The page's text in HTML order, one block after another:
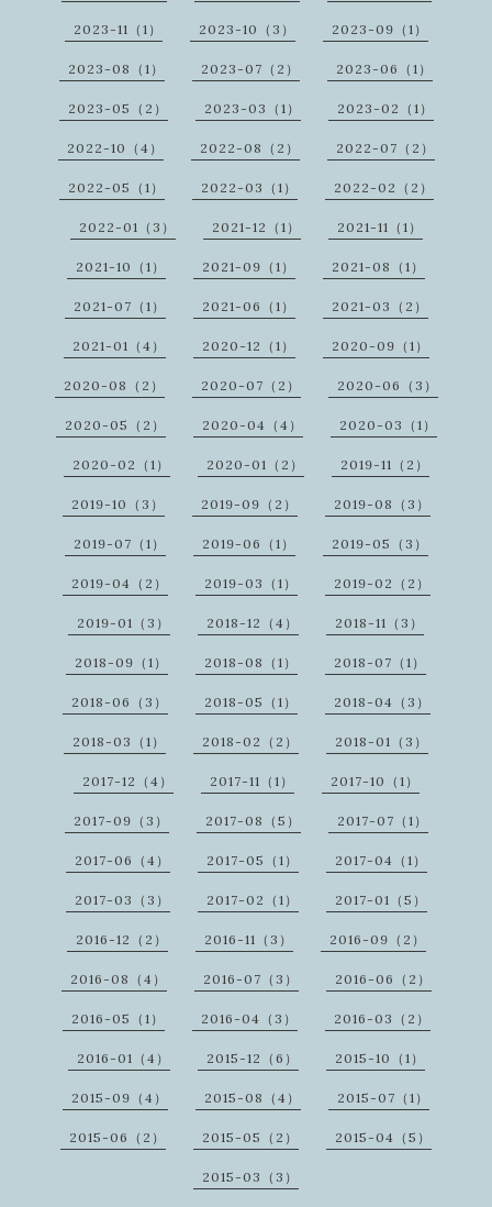
2023-11（1） 2023-10（3） 2023-09（1）
2023-08（1） 2023-07（2） 2023-06（1）
2023-05（2） 2023-03（1） 2023-02（1）
2022-10（4） 2022-08（2） 2022-07（2）
2022-05（1） 2022-03（1） 2022-02（2）
2022-01（3） 2021-12（1） 2021-11（1）
2021-10（1） 2021-09（1） 2021-08（1）
2021-07（1） 2021-06（1） 2021-03（2）
2021-01（4） 2020-12（1） 2020-09（1）
2020-08（2） 2020-07（2） 2020-06（3）
2020-05（2） 2020-04（4） 2020-03（1）
2020-02（1） 2020-01（2） 2019-11（2）
2019-10（3） 2019-09（2） 2019-08（3）
2019-07（1） 2019-06（1） 2019-05（3）
2019-04（2） 2019-03（1） 2019-02（2）
2019-01（3） 2018-12（4） 2018-11（3）
2018-09（1） 2018-08（1） 2018-07（1）
2018-06（3） 2018-05（1） 2018-04（3）
2018-03（1） 2018-02（2） 2018-01（3）
2017-12（4） 2017-11（1） 2017-10（1）
2017-09（3） 2017-08（5） 2017-07（1）
2017-06（4） 2017-05（1） 2017-04（1）
2017-03（3） 2017-02（1） 2017-01（5）
2016-12（2） 2016-11（3） 2016-09（2）
2016-08（4） 2016-07（3） 2016-06（2）
2016-05（1） 2016-04（3） 2016-03（2）
2016-01（4） 2015-12（6） 2015-10（1）
2015-09（4） 2015-08（4） 2015-07（1）
2015-06（2） 2015-05（2） 2015-04（5）
2015-03（3）